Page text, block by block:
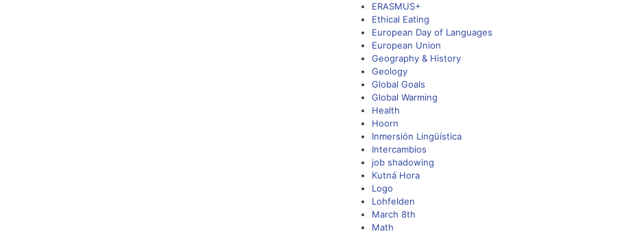
ERASMUS+
Ethical Eating
European Day of Languages
European Union
Geography & History
Geology
Global Goals
Global Warming
Health
Hoorn
Inmersión Lingüística
Intercambios
job shadowing
Kutná Hora
Logo
Lohfelden
March 8th
Math